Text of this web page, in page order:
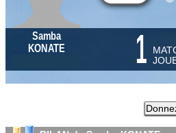
Samba
KONATE
1